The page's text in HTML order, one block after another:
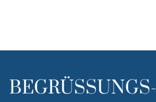
BEGRÜSSUNGS-